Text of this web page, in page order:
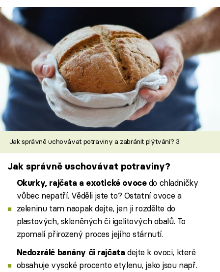
Jak správně uchovávat potraviny a zabránit plýtvání? 3
Jak správně uschovávat potraviny?
Okurky, rajčata a exotické ovocedo chladničky
vůbec nepatří. Věděli jste to? Ostatní ovoce a
zeleninu tam naopak dejte, jen ji rozdělte do
plastových, skleněných či igelitových obalů. To
zpomalí přirozený proces jejího stárnutí.
Nedozrálé banány či rajčata dejte k ovoci, které
obsahuje vysoké procento etylenu, jako jsou např.